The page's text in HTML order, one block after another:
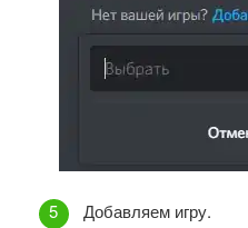
Добавляем игру.